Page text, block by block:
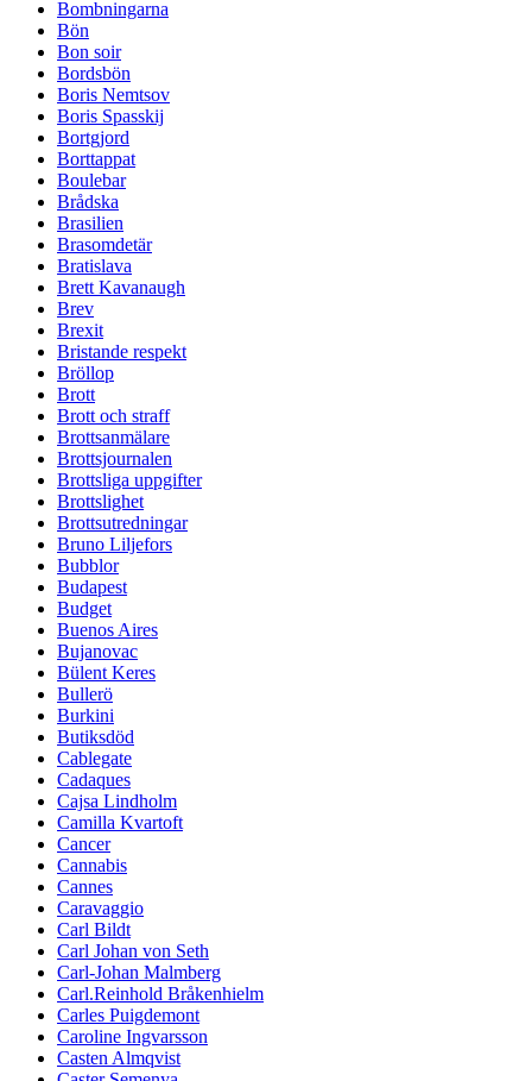
Bombningarna
Bön
Bon soir
Bordsbön
Boris Nemtsov
Boris Spasskij
Bortgjord
Borttappat
Boulebar
Brådska
Brasilien
Brasomdetär
Bratislava
Brett Kavanaugh
Brev
Brexit
Bristande respekt
Bröllop
Brott
Brott och straff
Brottsanmälare
Brottsjournalen
Brottsliga uppgifter
Brottslighet
Brottsutredningar
Bruno Liljefors
Bubblor
Budapest
Budget
Buenos Aires
Bujanovac
Bülent Keres
Bullerö
Burkini
Butiksdöd
Cablegate
Cadaques
Cajsa Lindholm
Camilla Kvartoft
Cancer
Cannabis
Cannes
Caravaggio
Carl Bildt
Carl Johan von Seth
Carl-Johan Malmberg
Carl.Reinhold Bråkenhielm
Carles Puigdemont
Caroline Ingvarsson
Casten Almqvist